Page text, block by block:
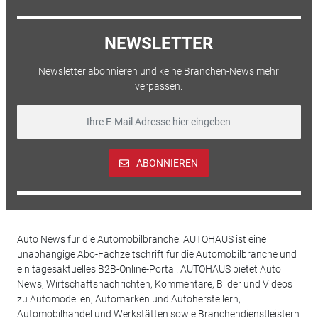
NEWSLETTER
Newsletter abonnieren und keine Branchen-News mehr
verpassen.
ABONNIEREN
Auto News für die Automobilbranche: AUTOHAUS ist eine
unabhängige Abo-Fachzeitschrift für die Automobilbranche und
ein tagesaktuelles B2B-Online-Portal. AUTOHAUS bietet Auto
News, Wirtschaftsnachrichten, Kommentare, Bilder und Videos
zu Automodellen, Automarken und Autoherstellern,
Automobilhandel und Werkstätten sowie Branchendienstleistern